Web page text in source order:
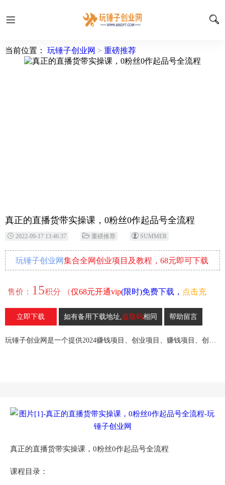
当前位置： 玩锤子创业网 > 重磅推荐
真正的直播货带‬实操课，0粉丝0作起品‬号全流程
2022-09-17 13:46:37 重磅推荐 SUMMER
玩锤子创业网集合全网创业项目及教程，68元即可下载
售价： 15积分 （仅68元开通vip(限时)免费下载， 点击充
）
立即下载 如有备用下载地址,提取码相同 帮助留言
玩锤子创业网是一个提供2024赚钱项目、创业项目、赚钱项目、创业赚钱教程、引流教程的创业网,欢迎来玩锤子创业网！
真正的直播货带‬实操课，0粉丝0作起品‬号全流程
课程目录：